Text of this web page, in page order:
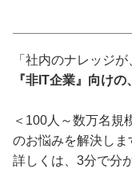
「社内のナレッジ
『非IT企業』向け
＜100人～数万名規
のお悩みを解決しま
詳しくは、3分で分